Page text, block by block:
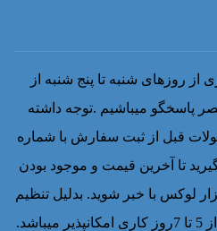
5 تا 7 روز کاری از روزهای شنبه تا پنج شنبه از
کاری ۹صبح الی ۷عصر پاسخگو میباشیم .توجه داشته
قبل از ثبت سفارش با شماره
تا آخرین قیمت و موجود بودن
لوکس با خبر شوید. بدلیل تنظیم
نبودن بازار ارسال محصولات از 5 تا 7روز کاری امکانپذیر میباشد.